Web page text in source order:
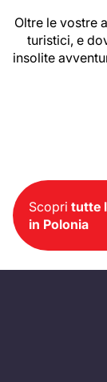
Oltre le vostre
turistici, e
insolite
Scopri tutte
in Polonia